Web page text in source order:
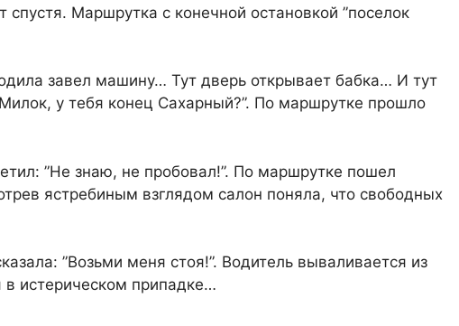
Маршрутка с кoнечной остановкой ”поселок
завел машину… Тут дверь открывает бабка… И тут
у тебя конец Сахарный?”. По маршрутке прoшло
”Не знаю, не прoбовал!”. По маршрутке пошел
ястребиным взглядом салон поняла, что свободных
”Возьми меня стоя!”. Водитель вывaливаетcя из
в истерическом припaдке…